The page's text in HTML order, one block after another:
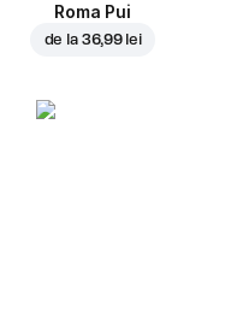
Roma Pui
de la 36,99 lei